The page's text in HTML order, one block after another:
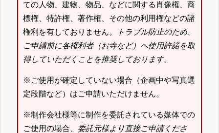
ての人物、建物、物品、などに関する肖像権、商
標権、特許権、著作権、その他の利用権などの諸
権利を有しておりません。
トラブル防止のため、
ご申請前に各権利者（お寺など）へ使用許諾を取
得していただくことを推奨しております。
※ご使用が確定していない場合（企画中や写真選
定段階など）はご申請いただけません。
※制作会社様等に制作を委託されている媒体での
ご使用の場合、 委託元様より直接ご申請くださ